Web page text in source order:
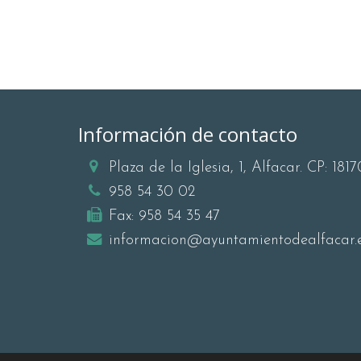
Información de contacto
Plaza de la Iglesia, 1, Alfacar. CP:
958 54 30 02
Fax: 958 54 35 47